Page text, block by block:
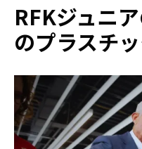
RFKジュニ
のプラスチ